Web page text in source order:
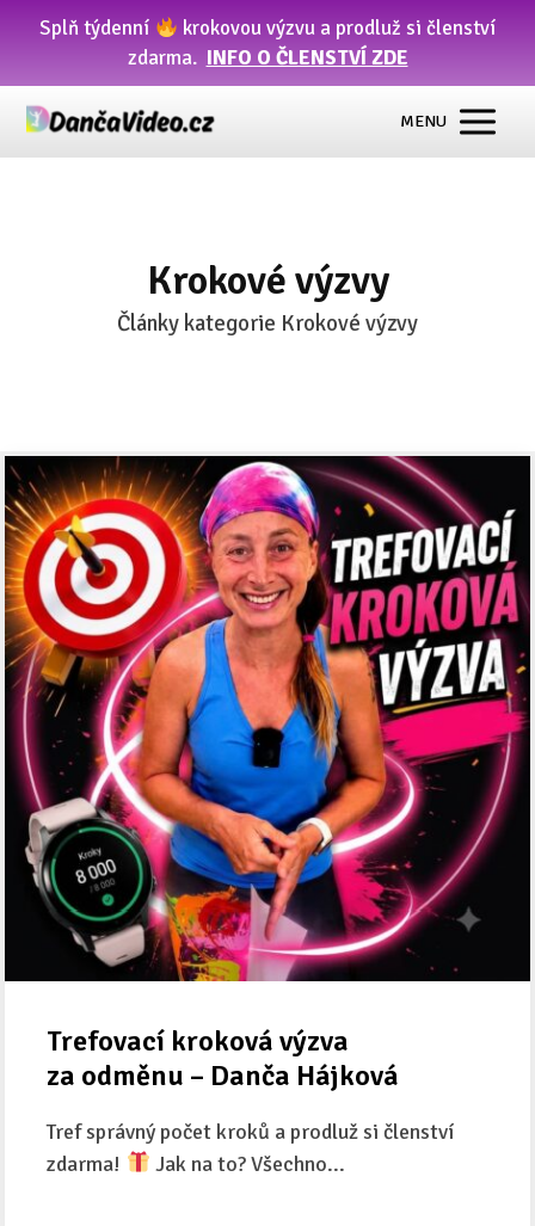
Splň týdenní
krokovou výzvu a prodluž si členství
zdarma. INFO O ČLENSTVÍ ZDE
MENU
Krokové výzvy
Články kategorie Krokové výzvy
Trefovací kroková výzva
za odměnu – Danča Hájková
Tref správný počet kroků a prodluž si členství
zdarma!
Jak na to? Všechno...